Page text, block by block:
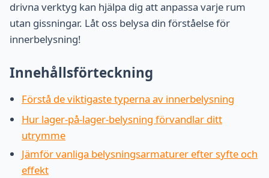
drivna verktyg kan hjälpa dig att anpassa varje rum
utan gissningar. Låt oss belysa din förståelse för
innerbelysning!
Innehållsförteckning
Förstå de viktigaste typerna av innerbelysning
Hur lager-på-lager-belysning förvandlar ditt
utrymme
Jämför vanliga belysningsarmaturer efter syfte och
effekt